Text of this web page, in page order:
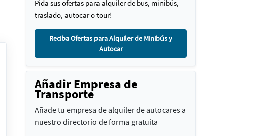
Pida sus ofertas para alquiler de bus, minibús,
traslado, autocar o tour!
Reciba Ofertas para Alquiler de Minibús y
Autocar
Añadir Empresa de
Transporte
Añade tu empresa de alquiler de autocares a
nuestro directorio de forma gratuita